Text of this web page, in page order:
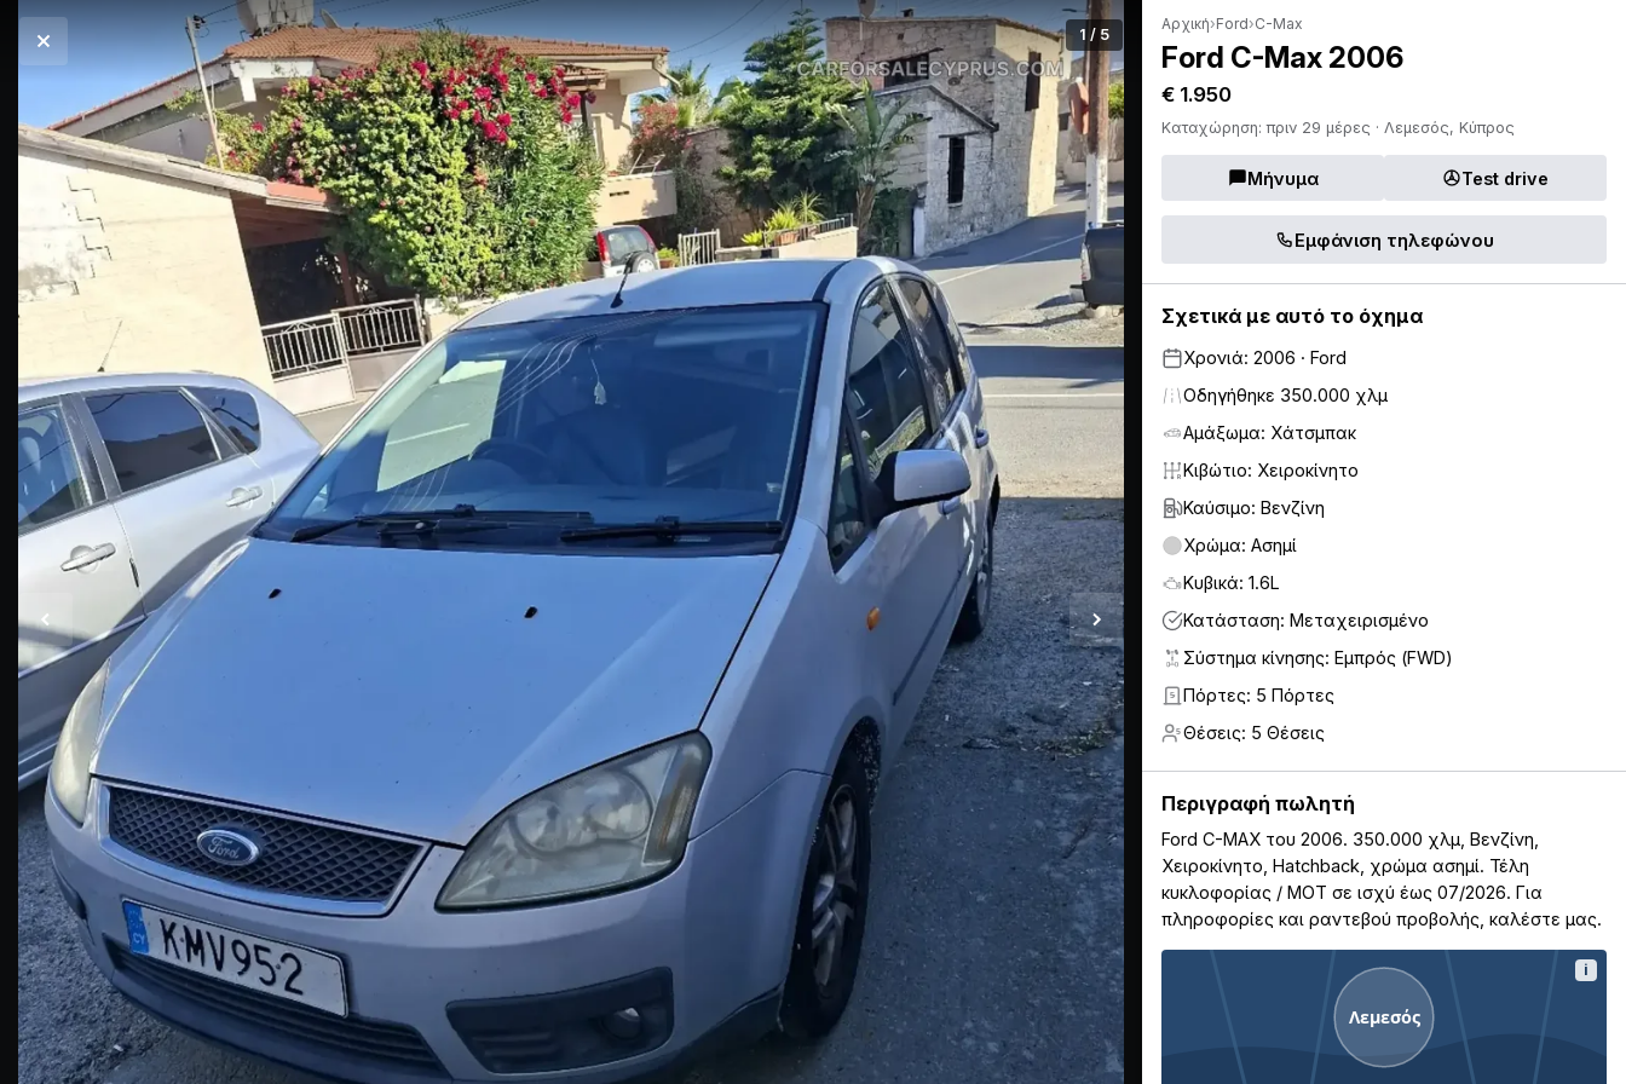
1 / 5
Αρχική›Ford›C-Max
Ford C-Max 2006
€ 1.950
Καταχώρηση: πριν 29 μέρες · Λεμεσός, Κύπρος
Μήνυμα Test drive
Εμφάνιση τηλεφώνου
Σχετικά με αυτό το όχημα
Χρονιά: 2006 · Ford
Οδηγήθηκε 350.000 χλμ
Αμάξωμα: Χάτσμπακ
Κιβώτιο: Χειροκίνητο
Καύσιμο: Βενζίνη
Χρώμα: Ασημί
Κυβικά: 1.6L
Κατάσταση: Μεταχειρισμένο
Σύστημα κίνησης: Εμπρός (FWD)
5 Πόρτες: 5 Πόρτες
5 Θέσεις: 5 Θέσεις
Περιγραφή πωλητή
Ford C-MAX του 2006. 350.000 χλμ, Βενζίνη,
Χειροκίνητο, Hatchback, χρώμα ασημί. Τέλη
κυκλοφορίας / ΜΟΤ σε ισχύ έως 07/2026. Για
πληροφορίες και ραντεβού προβολής, καλέστε μας.
Λεμεσός
i